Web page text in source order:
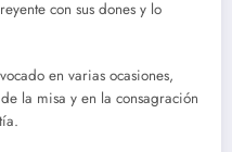
con sus dones y lo
en varias ocasiones,
la misa y en la consagración